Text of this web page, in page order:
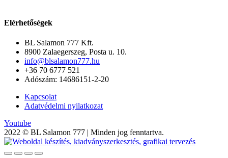
Elérhetőségek
BL Salamon 777 Kft.
8900 Zalaegerszeg, Posta u. 10.
info@blsalamon777.hu
+36 70 6777 521
Adószám: 14686151-2-20
Kapcsolat
Adatvédelmi nyilatkozat
Youtube
2022 © BL Salamon 777 | Minden jog fenntartva.